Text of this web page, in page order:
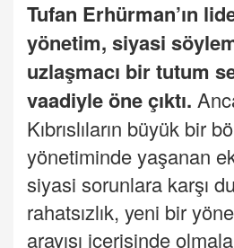
Tufan Erhürman’ın
yönetim, siyasi
uzlaşmacı bir tutum
vaadiyle öne çıktı.
Kıbrıslıların büyük bir
yönetiminde yaşanan
siyasi sorunlara karşı
rahatsızlık, yeni bir
arayışı içerisinde